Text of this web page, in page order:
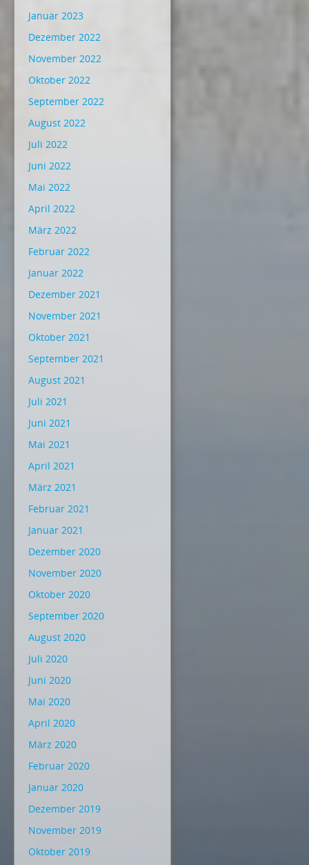
Januar 2023
Dezember 2022
November 2022
Oktober 2022
September 2022
August 2022
Juli 2022
Juni 2022
Mai 2022
April 2022
März 2022
Februar 2022
Januar 2022
Dezember 2021
November 2021
Oktober 2021
September 2021
August 2021
Juli 2021
Juni 2021
Mai 2021
April 2021
März 2021
Februar 2021
Januar 2021
Dezember 2020
November 2020
Oktober 2020
September 2020
August 2020
Juli 2020
Juni 2020
Mai 2020
April 2020
März 2020
Februar 2020
Januar 2020
Dezember 2019
November 2019
Oktober 2019